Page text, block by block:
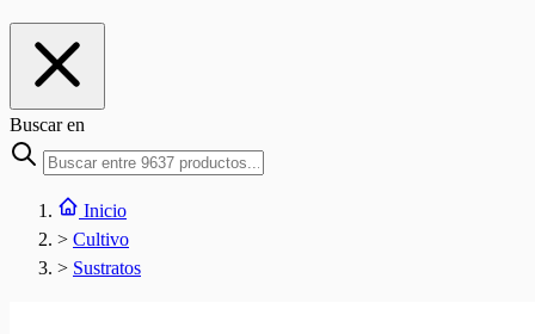
Buscar en
Inicio
> Cultivo
> Sustratos